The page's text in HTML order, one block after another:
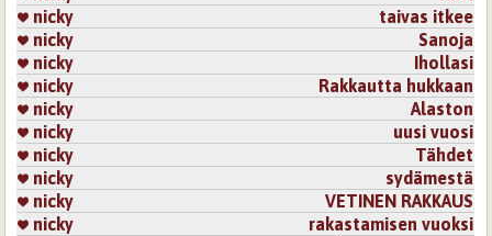
nicky
taivas itkee
nicky
Sanoja
nicky
Ihollasi
nicky
Rakkautta hukkaan
nicky
Alaston
nicky
uusi vuosi
nicky
Tähdet
nicky
sydämestä
nicky
VETINEN RAKKAUS
nicky
rakastamisen vuoksi